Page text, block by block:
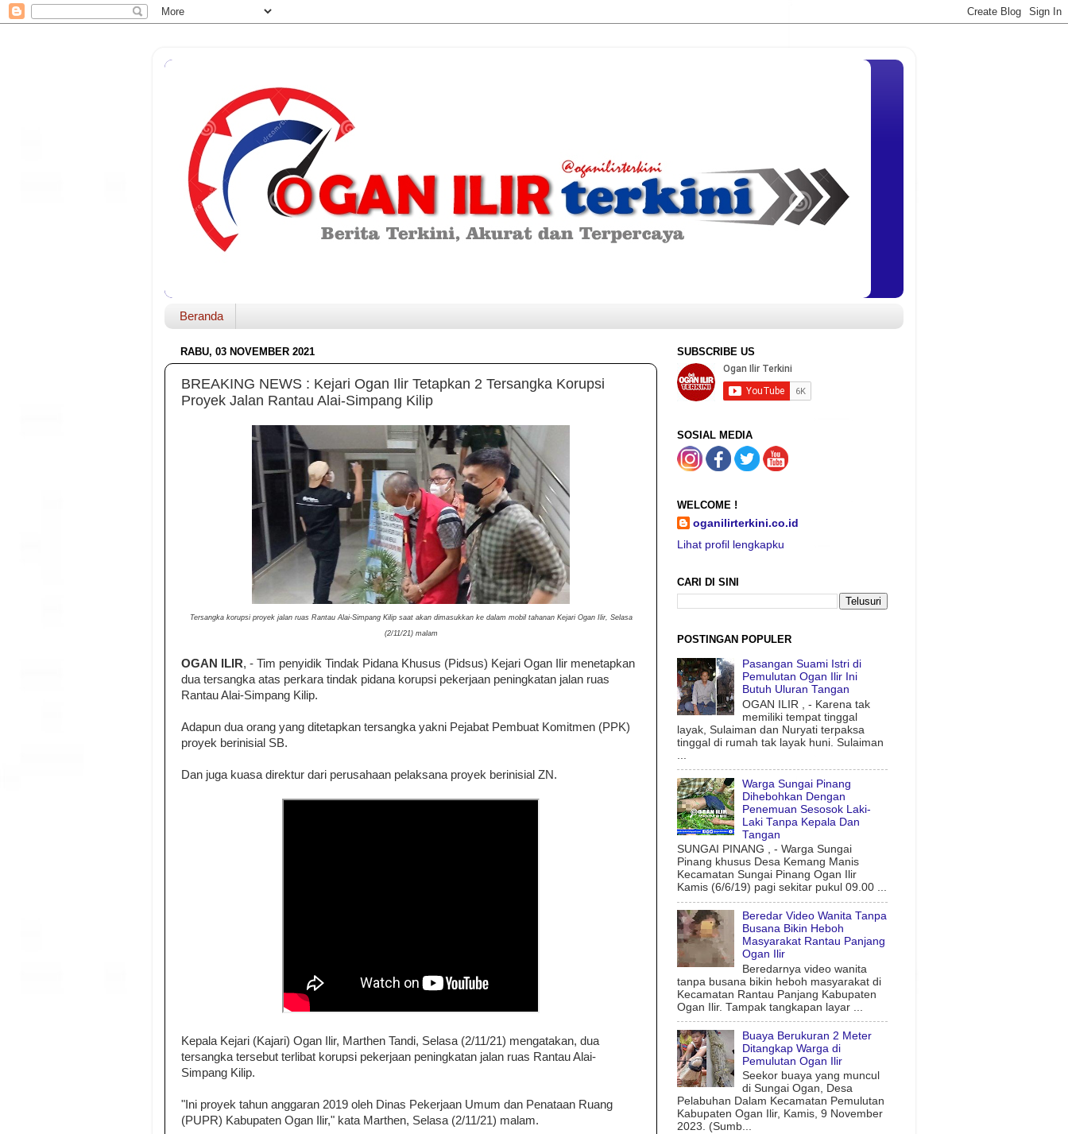
Beranda
RABU, 03 NOVEMBER 2021
BREAKING NEWS : Kejari Ogan Ilir Tetapkan 2 Tersangka Korupsi
Proyek Jalan Rantau Alai-Simpang Kilip
Tersangka korupsi proyek jalan ruas Rantau Alai-Simpang Kilip saat akan dimasukkan ke dalam mobil tahanan Kejari Ogan Ilir, Selasa
(2/11/21) malam
OGAN ILIR, - Tim penyidik Tindak Pidana Khusus (Pidsus) Kejari Ogan Ilir menetapkan
dua tersangka atas perkara tindak pidana korupsi pekerjaan peningkatan jalan ruas
Rantau Alai-Simpang Kilip.
Adapun dua orang yang ditetapkan tersangka yakni Pejabat Pembuat Komitmen (PPK)
proyek berinisial SB.
Dan juga kuasa direktur dari perusahaan pelaksana proyek berinisial ZN.
Kepala Kejari (Kajari) Ogan Ilir, Marthen Tandi, Selasa (2/11/21) mengatakan, dua
tersangka tersebut terlibat korupsi pekerjaan peningkatan jalan ruas Rantau Alai-
Simpang Kilip.
"Ini proyek tahun anggaran 2019 oleh Dinas Pekerjaan Umum dan Penataan Ruang
(PUPR) Kabupaten Ogan Ilir," kata Marthen, Selasa (2/11/21) malam.
SUBSCRIBE US
SOSIAL MEDIA
WELCOME !
oganilirterkini.co.id
Lihat profil lengkapku
CARI DI SINI
POSTINGAN POPULER
Pasangan Suami Istri di
Pemulutan Ogan Ilir Ini
Butuh Uluran Tangan
OGAN ILIR , - Karena tak
memiliki tempat tinggal
layak, Sulaiman dan Nuryati terpaksa
tinggal di rumah tak layak huni. Sulaiman
Warga Sungai Pinang
Dihebohkan Dengan
Penemuan Sesosok Laki-
Laki Tanpa Kepala Dan
Tangan
SUNGAI PINANG , - Warga Sungai
Pinang khusus Desa Kemang Manis
Kecamatan Sungai Pinang Ogan Ilir
Kamis (6/6/19) pagi sekitar pukul 09.00 ...
Beredar Video Wanita Tanpa
Busana Bikin Heboh
Masyarakat Rantau Panjang
Ogan Ilir
Beredarnya video wanita
tanpa busana bikin heboh masyarakat di
Kecamatan Rantau Panjang Kabupaten
Ogan Ilir. Tampak tangkapan layar ...
Buaya Berukuran 2 Meter
Ditangkap Warga di
Pemulutan Ogan Ilir
Seekor buaya yang muncul
di Sungai Ogan, Desa
Pelabuhan Dalam Kecamatan Pemulutan
Kabupaten Ogan Ilir, Kamis, 9 November
2023. (Sumb...